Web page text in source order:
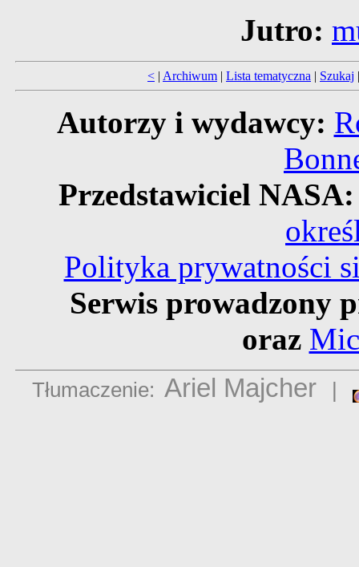
Jutro:
< | Archiwum | Lista tematyczna | Szukaj
Autorzy i wydawcy:
Przedstawiciel
Polityka prywatności
Serwis prowadzony
oraz
Tłumaczenie: Ariel Majcher |